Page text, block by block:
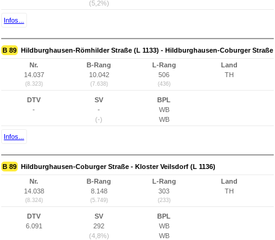
(5,2%)
Infos...
B 89 Hildburghausen-Römhilder Straße (L 1133) - Hildburghausen-Coburger Straße
Nr.
14.037
(8.323)
B-Rang
10.042
(7.638)
L-Rang
506
(436)
Land
TH
DTV
-
SV
-
(-)
BPL
WB
WB
Infos...
B 89 Hildburghausen-Coburger Straße - Kloster Veilsdorf (L 1136)
Nr.
14.038
(8.324)
B-Rang
8.148
(5.749)
L-Rang
303
(233)
Land
TH
DTV
6.091
SV
292
(4,8%)
BPL
WB
WB